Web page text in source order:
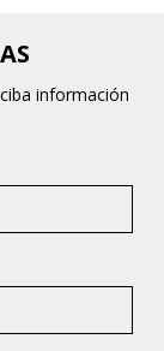
información